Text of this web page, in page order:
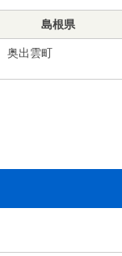
島根県
奥出雲町